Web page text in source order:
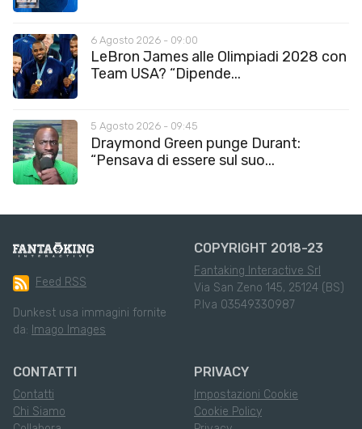
6 Agosto 2026 - 09:00
LeBron James alle Olimpiadi 2028 con
Team USA? “Dipende...
5 Agosto 2026 - 09:45
Draymond Green punge Durant:
“Pensava di essere sul suo...
Feed RSS
Dunkest usa immagini fornite
da: Imago Images
COPYRIGHT 2018-23
Fantaking Interactive Srl
Via San Zeno 145, 25124 (BS)
P.Iva 03549330987
CONTATTI
Contatti
Chi Siamo
PRIVACY
Impostazioni Cookie
Cookie Policy